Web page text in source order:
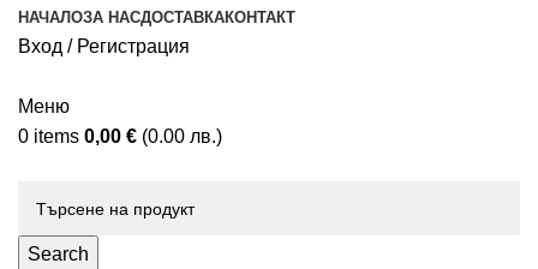
НАЧАЛОЗА НАСДОСТАВКАКОНТАКТ
Вход / Регистрация
Меню
0 items 0,00 € (0.00 лв.)
Search